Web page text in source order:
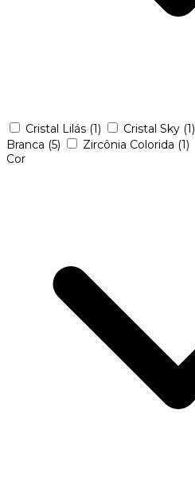
Cristal Lilás (1) Cristal Sky (1)
Branca (5) Zircônia Colorida (1)
Cor